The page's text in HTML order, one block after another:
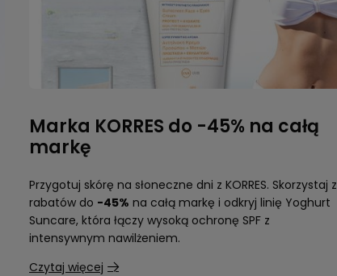
Marka KORRES do -45% na całą
markę
Przygotuj skórę na słoneczne dni z KORRES. Skorzystaj z
rabatów do -45% na całą markę i odkryj linię Yoghurt
Suncare, która łączy wysoką ochronę SPF z
intensywnym nawilżeniem.
Czytaj więcej